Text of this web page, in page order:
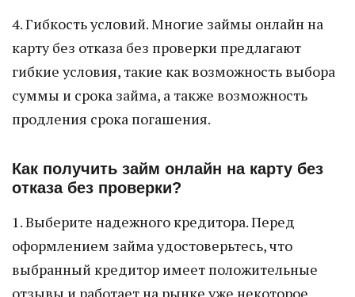
4. Гибкость условий. Многие займы онлайн на
карту без отказа без проверки предлагают
гибкие условия, такие как возможность выбора
суммы и срока займа, а также возможность
продления срока погашения.
Как получить займ онлайн на карту без
отказа без проверки?
1. Выберите надежного кредитора. Перед
оформлением займа удостоверьтесь, что
выбранный кредитор имеет положительные
отзывы и работает на рынке уже некоторое